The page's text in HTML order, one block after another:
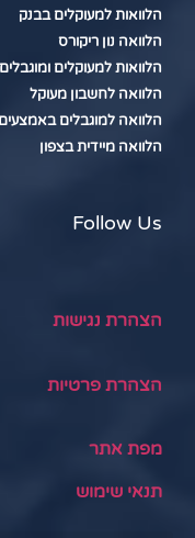
הלוואות למעוקלים בבנק
הלוואה נון ריקורס
הלוואות למעוקלים ומוגבלים
הלוואה לחשבון מעוקל
הלוואה למוגבלים באמצעים
הלוואה מיידית בצפון
Follow Us
הצהרת נגישות
הצהרת פרטיות
מפת אתר
תנאי שימוש